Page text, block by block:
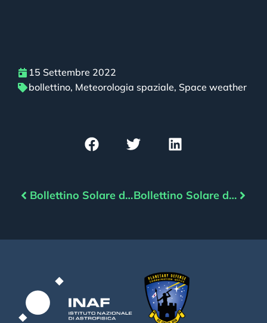
15 Settembre 2022
bollettino, Meteorologia spaziale, Space weather
Bollettino Solare del 14/09/2022 Bollettino Solare del 16/09/2022